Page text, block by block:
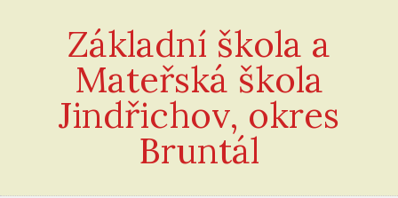
Základní škola a
Mateřská škola
Jindřichov, okres
Bruntál